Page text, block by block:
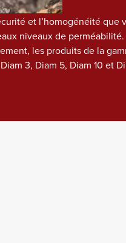
et l’homogénéité que
niveaux de
les produits de la
3, Diam 5, Diam 10 et